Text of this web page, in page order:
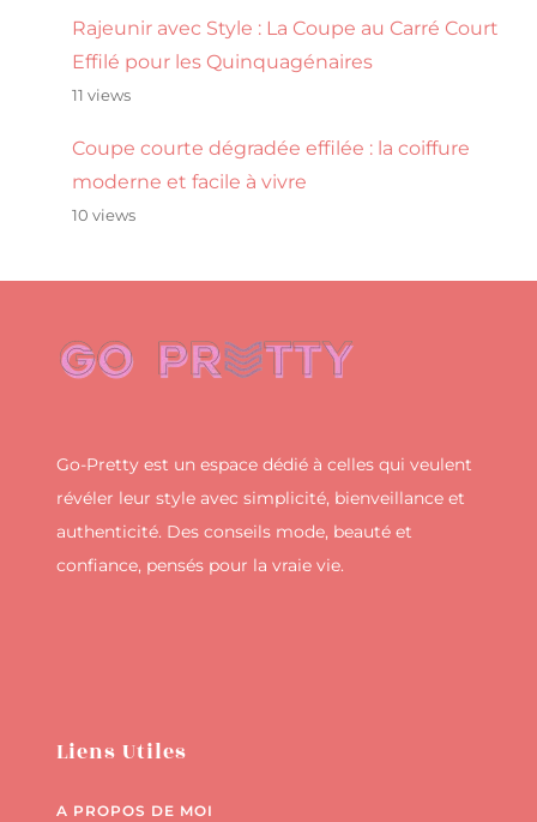
Rajeunir avec Style : La Coupe au Carré Court
Effilé pour les Quinquagénaires
11 views
Coupe courte dégradée effilée : la coiffure
moderne et facile à vivre
10 views
Go-Pretty est un espace dédié à celles qui veulent
révéler leur style avec simplicité, bienveillance et
authenticité. Des conseils mode, beauté et
confiance, pensés pour la vraie vie.
Liens Utiles
A PROPOS DE MOI